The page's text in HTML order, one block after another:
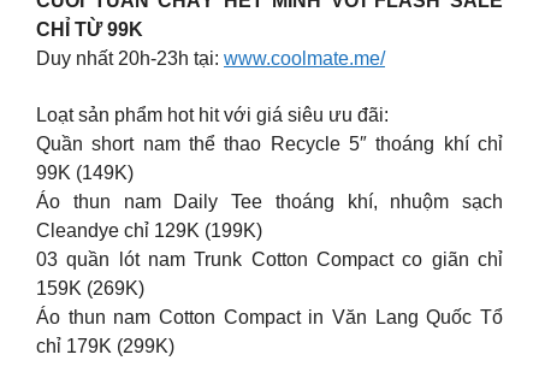
CHỈ TỪ 99K
Duy nhất 20h-23h tại: www.coolmate.me/
Loạt sản phẩm hot hit với giá siêu ưu đãi:
Quần short nam thể thao Recycle 5″ thoáng khí chỉ
99K (149K)
Áo thun nam Daily Tee thoáng khí, nhuộm sạch
Cleandye chỉ 129K (199K)
03 quần lót nam Trunk Cotton Compact co giãn chỉ
159K (269K)
Áo thun nam Cotton Compact in Văn Lang Quốc Tổ
chỉ 179K (299K)